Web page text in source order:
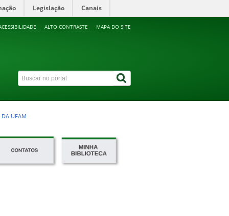
Legislação Canais
ALTO CONTRASTE MAPA DO SITE
DA UFAM